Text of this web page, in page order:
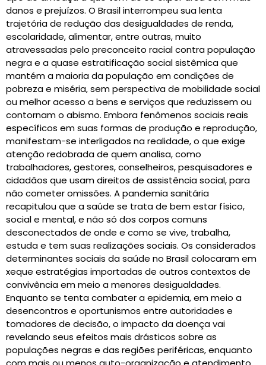
danos e prejuízos. O Brasil interrompeu sua lenta
trajetória de redução das desigualdades de renda,
escolaridade, alimentar, entre outras, muito
atravessadas pelo preconceito racial contra população
negra e a quase estratificação social sistêmica que
mantém a maioria da população em condições de
pobreza e miséria, sem perspectiva de mobilidade social
ou melhor acesso a bens e serviços que reduzissem ou
contornam o abismo. Embora fenômenos sociais reais
específicos em suas formas de produção e reprodução,
manifestam-se interligados na realidade, o que exige
atenção redobrada de quem analisa, como
trabalhadores, gestores, conselheiros, pesquisadores e
cidadãos que usam direitos de assistência social, para
não cometer omissões. A pandemia sanitária
recapitulou que a saúde se trata de bem estar físico,
social e mental, e não só dos corpos comuns
desconectados de onde e como se vive, trabalha,
estuda e tem suas realizações sociais. Os considerados
determinantes sociais da saúde no Brasil colocaram em
xeque estratégias importadas de outros contextos de
convivência em meio a menores desigualdades.
Enquanto se tenta combater a epidemia, em meio a
desencontros e oportunismos entre autoridades e
tomadores de decisão, o impacto da doença vai
revelando seus efeitos mais drásticos sobre as
populações negras e das regiões periféricas, enquanto